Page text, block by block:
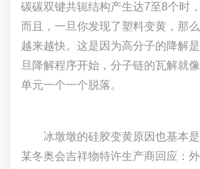
碳碳双键共轭结构产生达7至8个时
而且，一旦你发现了塑料变黄，那
越来越快。这是因为高分子的降解
旦降解程序开始，分子链的瓦解就
单元一个一个脱落。
冰墩墩的硅胶变黄原因也基本
某冬奥会吉祥物特许生产商回应：